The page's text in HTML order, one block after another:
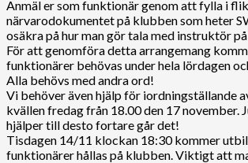
Anmäl er som funktionär genom att fylla i
närvarodokumentet på klubben som heter
osäkra på hur man gör tala med instruktör
För att genomföra detta arrangemang
funktionärer behövas under hela lördagen
Alla behövs med andra ord!
Vi behöver även hjälp för iordningställande
kvällen fredag från 18.00 den 17 november.
hjälper till desto fortare går det!
Tisdagen 14/11 klockan 18:30 kommer
funktionärer hållas på klubben. Viktigt att